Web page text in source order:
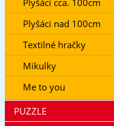
Plyšáci nad 100cm
Textilné hračky
Mikulky
Me to you
PUZZLE